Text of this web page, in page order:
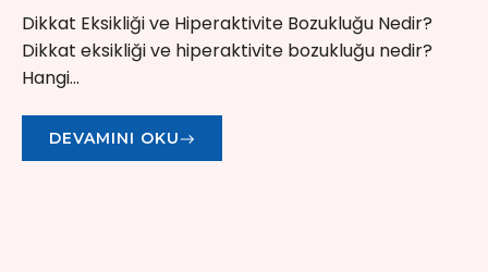
Dikkat Eksikliği ve Hiperaktivite Bozukluğu Nedir?
Dikkat eksikliği ve hiperaktivite bozukluğu nedir?
Hangi...
DEVAMINI OKU